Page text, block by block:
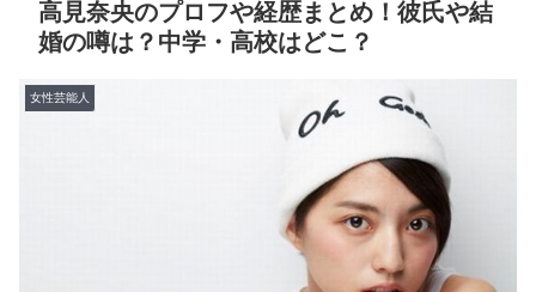
高見奈央のプロフや経歴まとめ！彼氏や結
婚の噂は？中学・高校はどこ？
女性芸能人